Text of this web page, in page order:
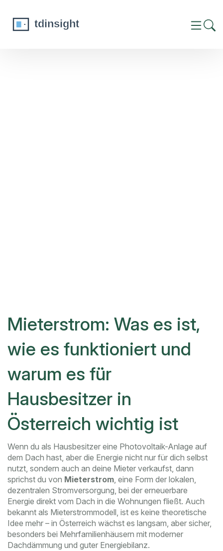
Mieterstrom: Was es ist,
wie es funktioniert und
warum es für
Hausbesitzer in
Österreich wichtig ist
Wenn du als Hausbesitzer eine Photovoltaik-Anlage auf
dem Dach hast, aber die Energie nicht nur für dich selbst
nutzt, sondern auch an deine Mieter verkaufst, dann
sprichst du von Mieterstrom, eine Form der lokalen,
dezentralen Stromversorgung, bei der erneuerbare
Energie direkt vom Dach in die Wohnungen fließt. Auch
bekannt als Mieterstrommodell, ist es keine theoretische
Idee mehr – in Österreich wächst es langsam, aber sicher,
besonders bei Mehrfamilienhäusern mit moderner
Dachdämmung und guter Energiebilanz.